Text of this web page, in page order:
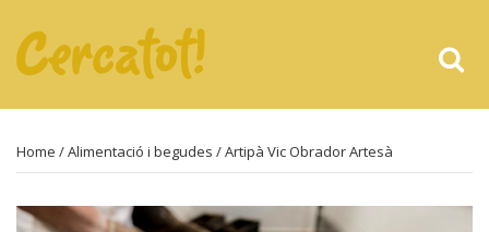
Home /Alimentació i begudes / Artipà Vic Obrador Artesà